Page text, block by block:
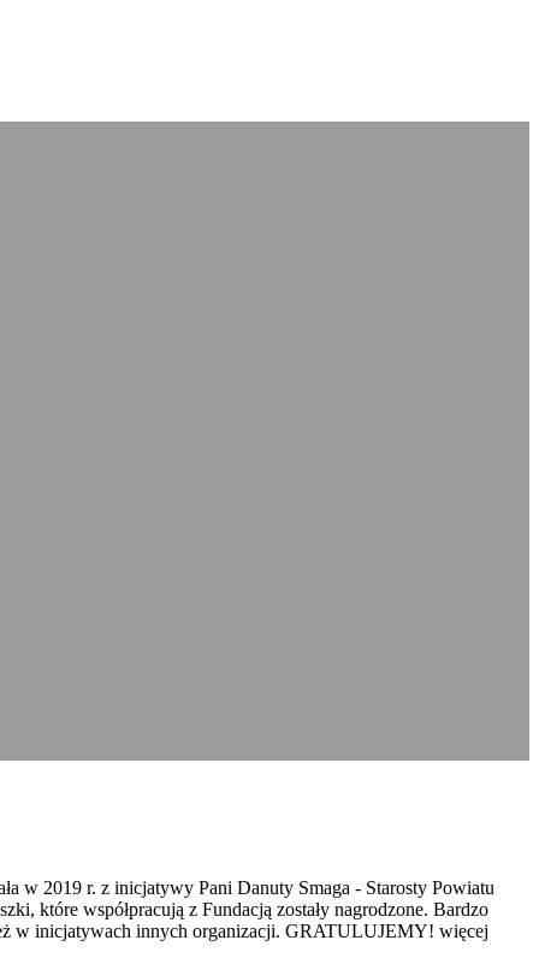
w 2019 r. z inicjatywy Pani Danuty Smaga - Starosty Powiatu
które współpracują z Fundacją zostały nagrodzone. Bardzo
w inicjatywach innych organizacji. GRATULUJEMY! więcej